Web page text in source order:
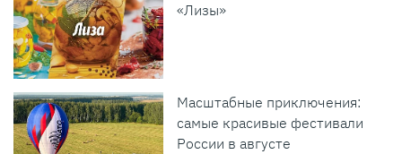
«Лизы»
Масштабные приключения:
самые красивые фестивали
России в августе